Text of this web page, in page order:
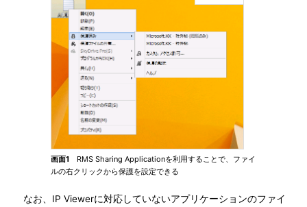
画面1 RMS Sharing Applicationを利用することで、ファイ
ルの右クリックから保護を設定できる
なお、IP Viewerに対応していないアプリケーションのファイ